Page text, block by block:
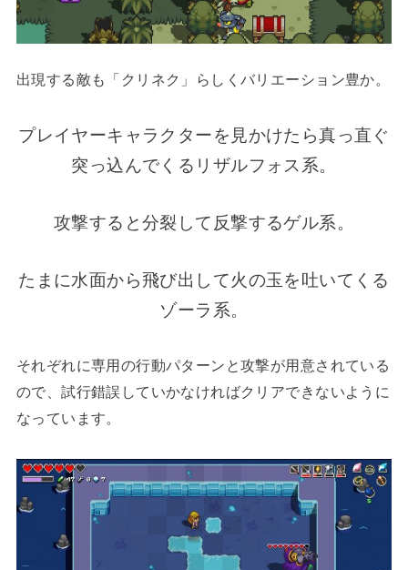
出現する敵も「クリネク」らしくバリエーション豊か。
プレイヤーキャラクターを見かけたら真っ直ぐ
突っ込んでくるリザルフォス系。
攻撃すると分裂して反撃するゲル系。
たまに水面から飛び出して火の玉を吐いてくる
ゾーラ系。
それぞれに専用の行動パターンと攻撃が用意されている
ので、試行錯誤していかなければクリアできないように
なっています。